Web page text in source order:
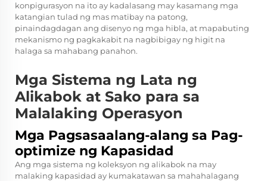
konpigurasyon na ito ay kadalasang may kasamang mga
katangian tulad ng mas matibay na patong,
pinaindagdagan ang disenyo ng mga hibla, at mapabuting
mekanismo ng pagkakabit na nagbibigay ng higit na
halaga sa mahabang panahon.
Mga Sistema ng Lata ng
Alikabok at Sako para sa
Malalaking Operasyon
Mga Pagsasaalang-alang sa Pag-
optimize ng Kapasidad
Ang mga sistema ng koleksyon ng alikabok na may
malaking kapasidad ay kumakatawan sa mahahalagang